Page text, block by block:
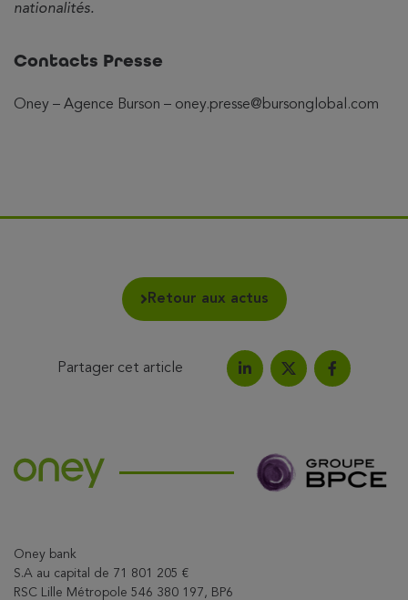
nationalités.
Contacts Presse
Oney – Agence Burson – oney.presse@bursonglobal.com
Retour aux actus
Partager cet article
Partagez l'article sur
Partagez l'article
Partagez
Oney bank
S.A au capital de 71 801 205 €
RSC Lille Métropole 546 380 197, BP6